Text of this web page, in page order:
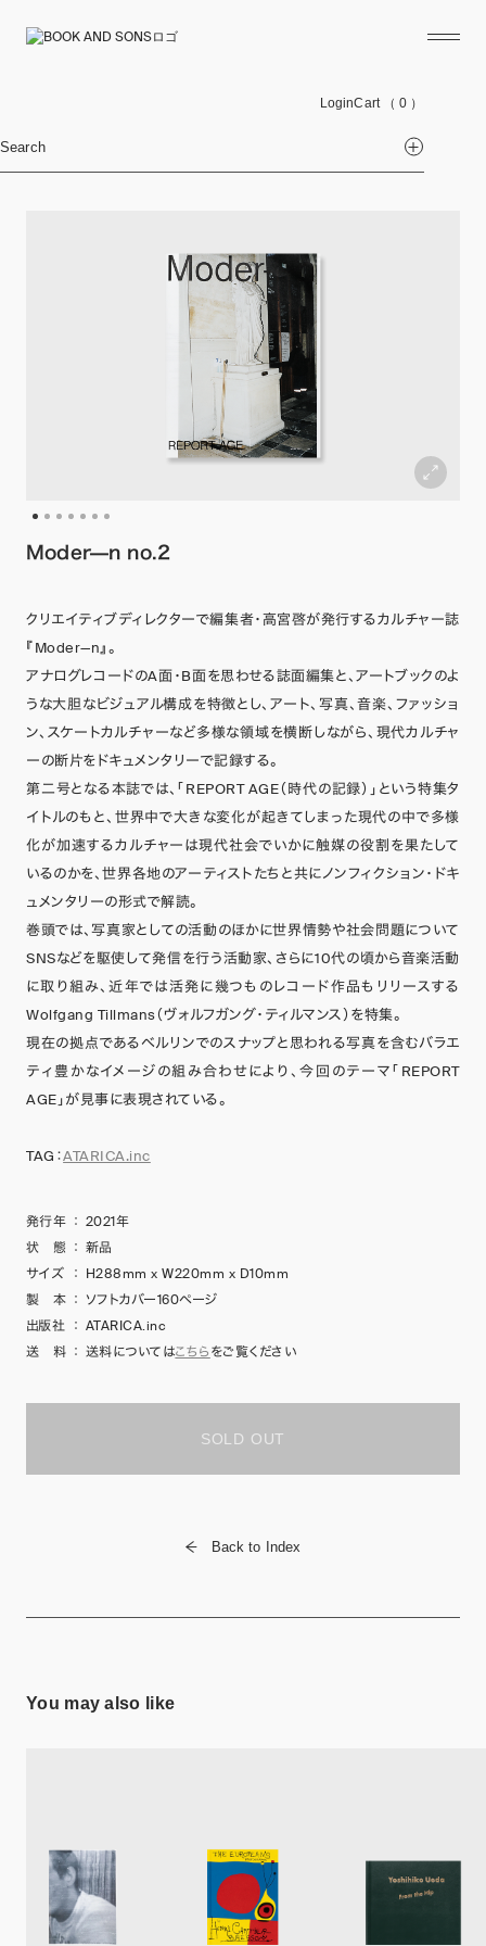
LoginCart （ 0 ）
Search
Moder—n no.2
クリエイティブディレクターで編集者・高宮啓が発行するカルチャー誌
『Moder—n』。
アナログレコードのA面・B面を思わせる誌面編集と、アートブックのよ
うな大胆なビジュアル構成を特徴とし、アート、写真、音楽、ファッショ
ン、スケートカルチャーなど多様な領域を横断しながら、現代カルチャ
ーの断片をドキュメンタリーで記録する。
第二号となる本誌では、「REPORT AGE（時代の記録）」という特集タ
イトルのもと、世界中で大きな変化が起きてしまった現代の中で多様
化が加速するカルチャーは現代社会でいかに触媒の役割を果たして
いるのかを、世界各地のアーティストたちと共にノンフィクション・ドキ
ュメンタリーの形式で解読。
巻頭では、写真家としての活動のほかに世界情勢や社会問題について
SNSなどを駆使して発信を行う活動家、さらに10代の頃から音楽活動
に取り組み、近年では活発に幾つものレコード作品もリリースする
Wolfgang Tillmans（ヴォルフガング・ティルマンス）を特集。
現在の拠点であるベルリンでのスナップと思われる写真を含むバラエ
ティ豊かなイメージの組み合わせにより、今回のテーマ「REPORT
AGE」が見事に表現されている。
TAG：ATARICA.inc
発行年 ： 2021年
状 態 ： 新品
サイズ
： H288mm x W220mm x D10mm
製 本 ： ソフトカバー160ページ
出版社 ： ATARICA.inc
送 料 ： 送料についてはこちらをご覧ください
SOLD OUT
Back to Index
You may also like